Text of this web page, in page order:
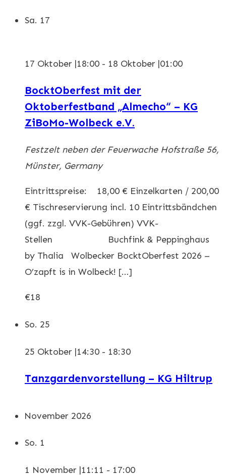
Sa. 17
17 Oktober |18:00 - 18 Oktober |01:00
BocktOberfest mit der
Oktoberfestband „Almecho“ – KG
ZiBoMo-Wolbeck e.V.
Festzelt neben der Feuerwache Hofstraße 56,
Münster, Germany
Eintrittspreise: 18,00 € Einzelkarten / 200,00
€ Tischreservierung incl. 10 Eintrittsbändchen
(ggf. zzgl. VVK-Gebühren) VVK-
Stellen Buchfink & Peppinghaus
by Thalia Wolbecker BocktOberfest 2026 –
O’zapft is in Wolbeck! […]
€18
So. 25
25 Oktober |14:30 - 18:30
Tanzgardenvorstellung – KG Hiltrup
November 2026
So. 1
1 November |11:11 - 17:00